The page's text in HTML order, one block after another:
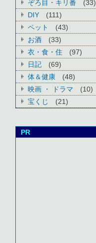
ぞろ目・キリ番
(33)
DIY
(111)
ペット
(43)
お酒
(33)
衣・食・住
(97)
日記
(69)
体＆健康
(48)
映画 ・ ドラマ
(10)
宝くじ
(21)
PR